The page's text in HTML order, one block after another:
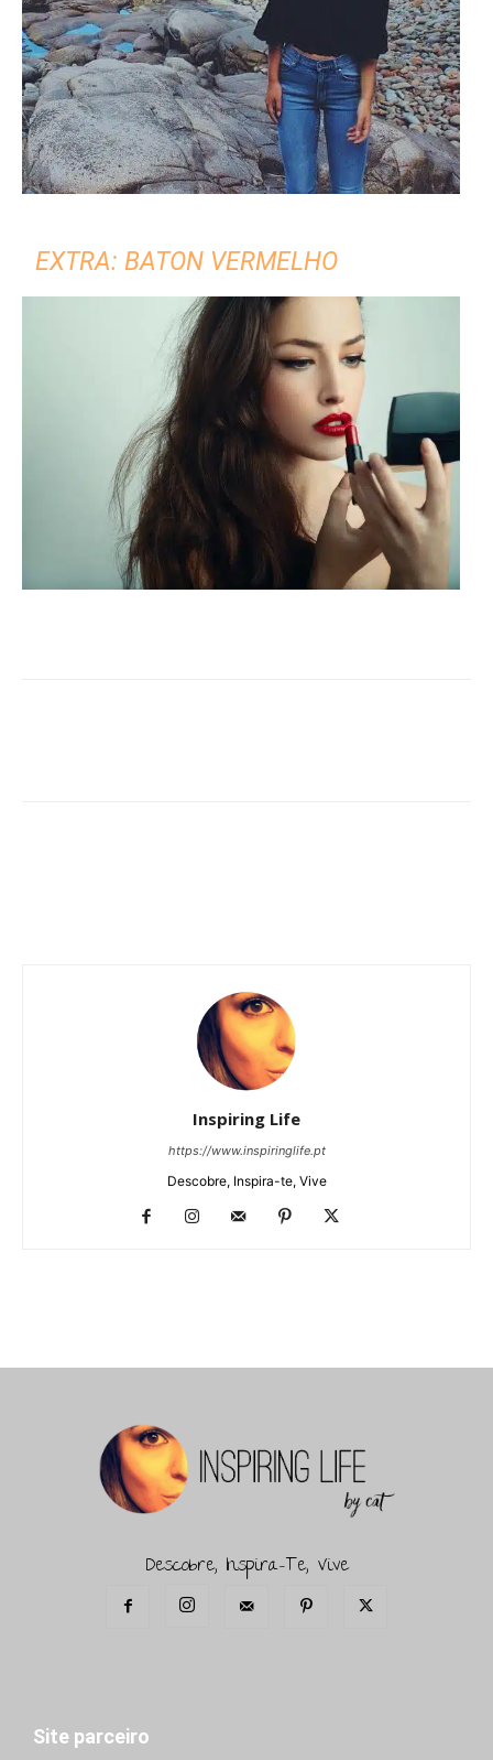
EXTRA: BATON VERMELHO
Inspiring Life
https://www.inspiringlife.pt
Descobre, Inspira-te, Vive
Descobre, Inspira-Te, Vive
Site parceiro